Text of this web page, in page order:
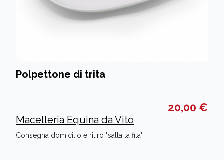
Polpettone di trita
20,00 €
Macelleria Equina da Vito
Consegna domicilio e ritiro "salta la fila"